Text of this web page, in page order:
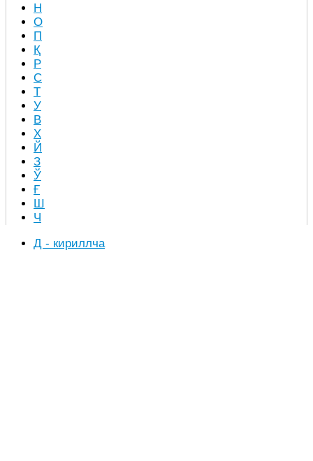
Н
О
П
Қ
Р
С
Т
У
В
Х
Й
З
Ў
Ғ
Ш
Ч
Д - кириллча